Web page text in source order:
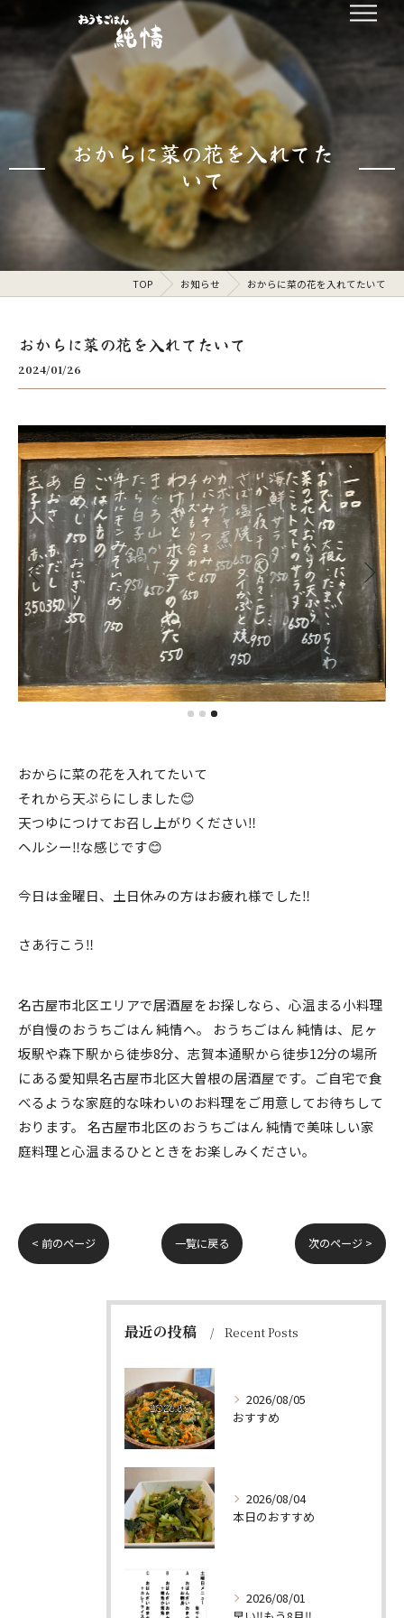
おからに菜の花を入れてた
いて
TOP お知らせ おからに菜の花を入れてたいて
おからに菜の花を入れてたいて
2024/01/26
おからに菜の花を入れてたいて
それから天ぷらにしました😊
天つゆにつけてお召し上がりください‼️
ヘルシー‼️な感じです😊
今日は金曜日、土日休みの方はお疲れ様でした‼️
さあ行こう‼️
名古屋市北区エリアで居酒屋をお探しなら、心温まる小料理
が自慢のおうちごはん 純情へ。 おうちごはん 純情は、尼ヶ
坂駅や森下駅から徒歩8分、志賀本通駅から徒歩12分の場所
にある愛知県名古屋市北区大曽根の居酒屋です。ご自宅で食
べるような家庭的な味わいのお料理をご用意してお待ちして
おります。 名古屋市北区のおうちごはん 純情で美味しい家
庭料理と心温まるひとときをお楽しみください。
< 前のページ 一覧に戻る 次のページ >
最近の投稿 Recent Posts
2026/08/05
おすすめ
2026/08/04
本日のおすすめ
2026/08/01